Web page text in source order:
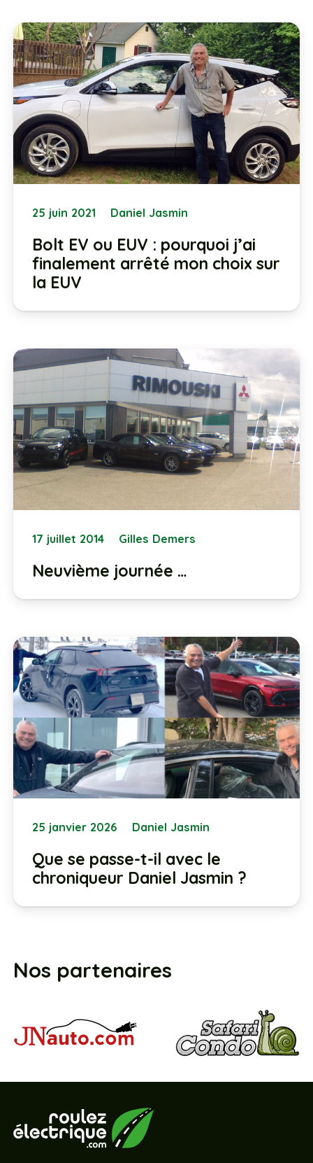
25 juin 2021 Daniel Jasmin
Bolt EV ou EUV : pourquoi j’ai
finalement arrêté mon choix sur
la EUV
17 juillet 2014 Gilles Demers
Neuvième journée …
25 janvier 2026 Daniel Jasmin
Que se passe-t-il avec le
chroniqueur Daniel Jasmin ?
Nos partenaires